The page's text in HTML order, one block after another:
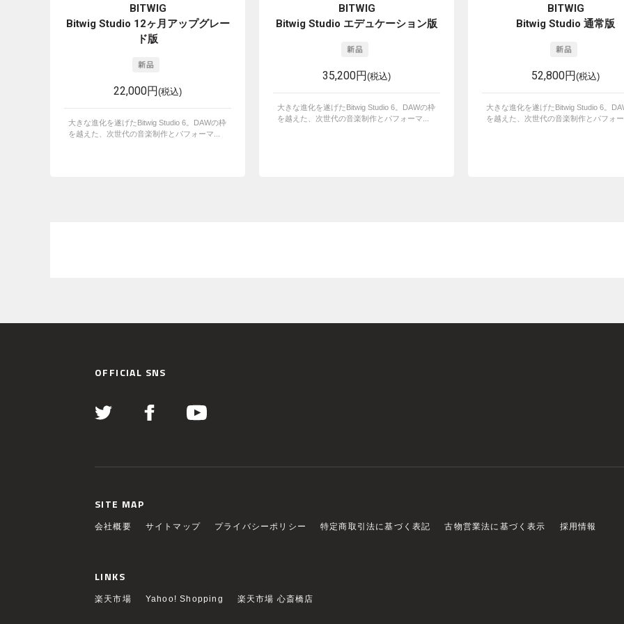
BITWIG
Bitwig Studio 12ヶ月アップグレー
ド版
22,000円(税込)
大きな進化を遂げたBitwig Studio 6。DAWの枠
を越えた、次世代の音楽制作とパフォーマ...
BITWIG
Bitwig Studio エデュケーション版
35,200円(税込)
大きな進化を遂げたBitwig Studio 6。DAWの枠
を越えた、次世代の音楽制作とパフォーマ...
BITWIG
Bitwig Studio 通常版
52,800円(税込)
大きな進化を遂げたBitwig Studio 6。
を越えた、次世代の音楽制作とパフォー
OFFICIAL SNS
SITE MAP
会社概要 サイトマップ プライバシーポリシー 特定商取引法に基づく表記 古物営業法に基づく表示 採用情報
LINKS
楽天市場 Yahoo! Shopping 楽天市場 心斎橋店